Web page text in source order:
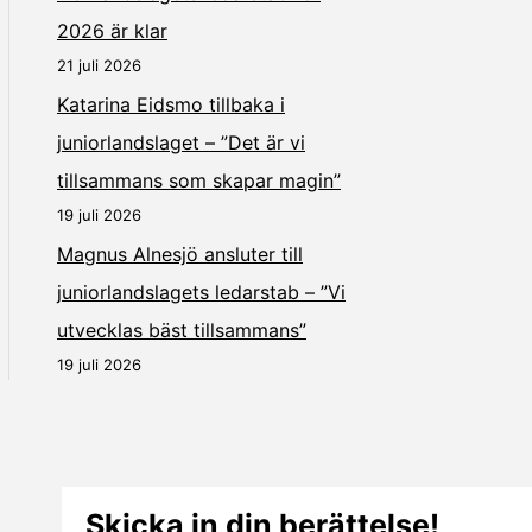
2026 är klar
21 juli 2026
Katarina Eidsmo tillbaka i
juniorlandslaget – ”Det är vi
tillsammans som skapar magin”
19 juli 2026
Magnus Alnesjö ansluter till
juniorlandslagets ledarstab – ”Vi
utvecklas bäst tillsammans”
19 juli 2026